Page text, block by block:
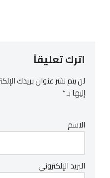
اترك تعليقاً
لن يتم نشر عنوان بريدك
إليها بـ*
الاسم
البريد الإلكتروني